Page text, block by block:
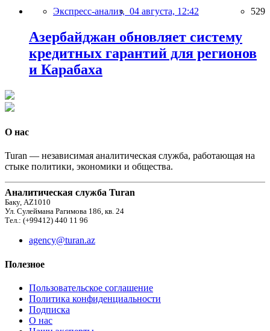
Экспресс-анализ, 04 августа, 12:42 529
Азербайджан обновляет систему
кредитных гарантий для регионов
и Карабаха
О нас
Turan — независимая аналитическая служба, работающая на
стыке политики, экономики и общества.
Аналитическая служба Turan
Баку, AZ1010
Ул. Сулеймана Рагимова 186, кв. 24
Тел.: (+99412) 440 11 96
agency@turan.az
Полезное
Пользовательское соглашение
Политика конфиденциальности
Подписка
О нас